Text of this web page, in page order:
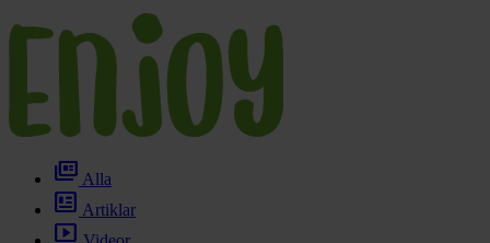
Kök & Gasol chevron_right
Värme
Vatten chevron_right
chevron_right
Grill & Fritid
Lacanche
full_coverage Alla
newsmode Artiklar
smart_display